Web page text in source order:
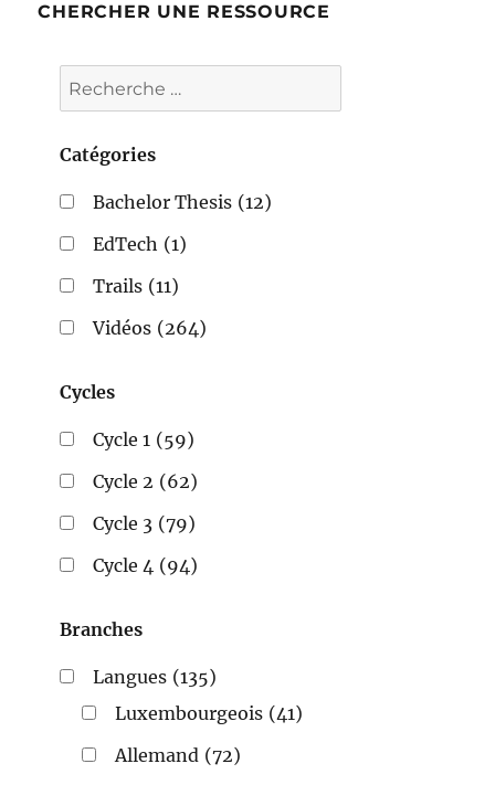
CHERCHER UNE RESSOURCE
Catégories
Bachelor Thesis (12)
EdTech (1)
Trails (11)
Vidéos (264)
Cycles
Cycle 1 (59)
Cycle 2 (62)
Cycle 3 (79)
Cycle 4 (94)
Branches
Langues (135)
Luxembourgeois (41)
Allemand (72)